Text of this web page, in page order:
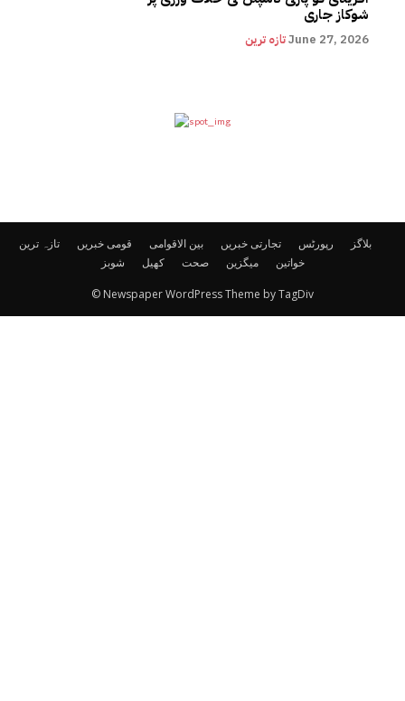
شوکاز جاری
تازہ ترینJune 27, 2026
تازہ ترین قومی خبریں بین الاقوامی تجارتی خبریں رپورٹس
بلاگز
شوبز
کھیل صحت میگزین خواتین
© Newspaper WordPress Theme by TagDiv